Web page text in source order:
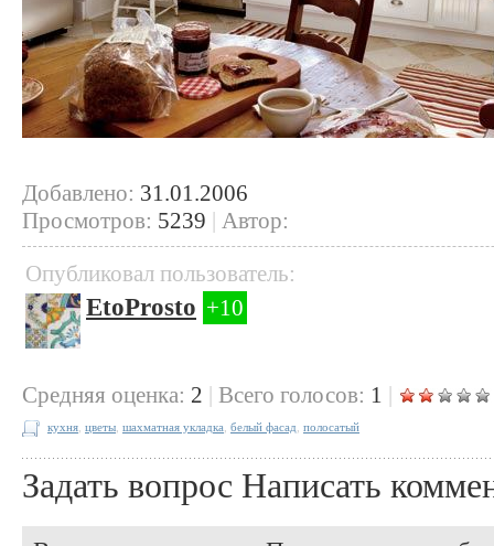
Добавлено: 31.01.2006
Просмотров: 5239 | Автор:
Опубликовал пользователь:
EtoProsto +10
Cредняя оценка: 2 | Всего голосов: 1 |
кухня цветы шахматная укладка белый фасад полосатый
Задать вопрос Написать